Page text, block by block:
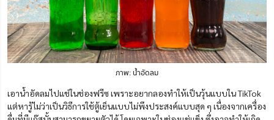
ภาพ: น้ำอัดลม
เอาน้ำอัดลมไปแช่ในช่องฟรีซ เพราะอยากลองทำให้เป็นวุ้นแบบใน TikTok
แต่หารู้ไม่ว่าเป็นวิธีการใช้ตู้เย็นแบบไม่พึงประสงค์แบบสุด ๆ เนื่องจากเครื่อง